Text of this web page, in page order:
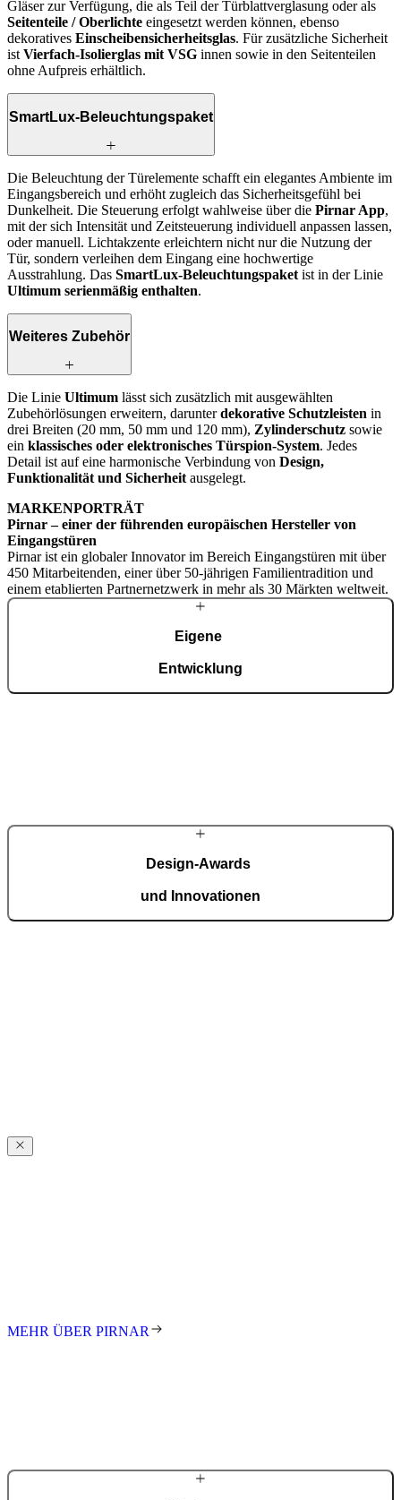
Gläser zur Verfügung, die als Teil der Türblattverglasung oder als
Seitenteile / Oberlichte eingesetzt werden können, ebenso
dekoratives Einscheibensicherheitsglas. Für zusätzliche Sicherheit
ist Vierfach-Isolierglas mit VSG innen sowie in den Seitenteilen
ohne Aufpreis erhältlich.
SmartLux-Beleuchtungspaket
Die Beleuchtung der Türelemente schafft ein elegantes Ambiente im
Eingangsbereich und erhöht zugleich das Sicherheitsgefühl bei
Dunkelheit. Die Steuerung erfolgt wahlweise über die Pirnar App,
mit der sich Intensität und Zeitsteuerung individuell anpassen lassen,
oder manuell. Lichtakzente erleichtern nicht nur die Nutzung der
Tür, sondern verleihen dem Eingang eine hochwertige
Ausstrahlung. Das SmartLux-Beleuchtungspaket ist in der Linie
Ultimum serienmäßig enthalten.
Weiteres Zubehör
Die Linie Ultimum lässt sich zusätzlich mit ausgewählten
Zubehörlösungen erweitern, darunterdekorative Schutzleisten in
drei Breiten (20 mm, 50 mm und 120 mm), Zylinderschutz sowie
ein klassisches oder elektronisches Türspion-System. Jedes
Detail ist auf eine harmonische Verbindung von Design,
Funktionalität und Sicherheit ausgelegt.
MARKENPORTRÄT
Pirnar – einer der führenden europäischen Hersteller von
Eingangstüren
Pirnar ist ein globaler Innovator im Bereich Eingangstüren mit über
450 Mitarbeitenden, einer über 50-jährigen Familientradition und
einem etablierten Partnernetzwerk in mehr als 30 Märkten weltweit.
Eigene
Entwicklung
Design-Awards
und Innovationen
MEHR ÜBER PIRNAR